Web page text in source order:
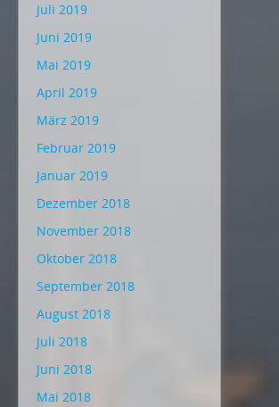
Juli 2019
Juni 2019
Mai 2019
April 2019
März 2019
Februar 2019
Januar 2019
Dezember 2018
November 2018
Oktober 2018
September 2018
August 2018
Juli 2018
Juni 2018
Mai 2018